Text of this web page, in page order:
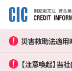
災害救助法適用
【注意喚起】当